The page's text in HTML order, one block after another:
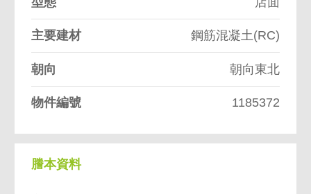
主要建材 鋼筋混凝土(RC)
朝向 朝向東北
物件編號 1185372
謄本資料